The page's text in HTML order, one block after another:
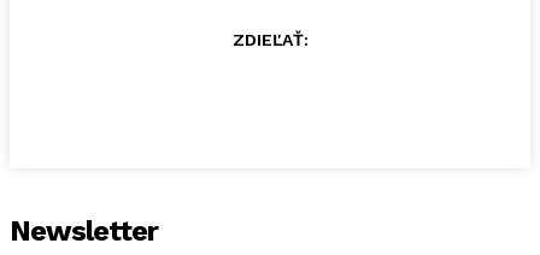
ZDIEĽAŤ:
Newsletter